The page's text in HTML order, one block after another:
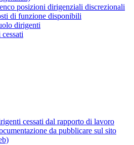
posizioni dirigenziali discrezionali
di funzione disponibili
dirigenti
cessati dal rapporto di lavoro
da pubblicare sul sito